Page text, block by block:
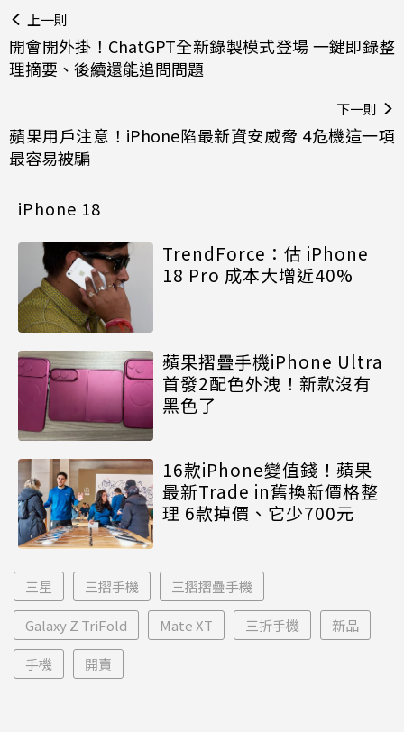
上一則
開會開外掛！ChatGPT全新錄製模式登場 一鍵即錄整
理摘要、後續還能追問問題
下一則
蘋果用戶注意！iPhone陷最新資安威脅 4危機這一項
最容易被騙
iPhone 18
TrendForce：估 iPhone
18 Pro 成本大增近40%
蘋果摺疊手機iPhone Ultra
首發2配色外洩！新款沒有
黑色了
16款iPhone變值錢！蘋果
最新Trade in舊換新價格整
理 6款掉價、它少700元
三星 三摺手機 三摺摺疊手機
Galaxy Z TriFold Mate XT 三折手機 新品
手機 開賣